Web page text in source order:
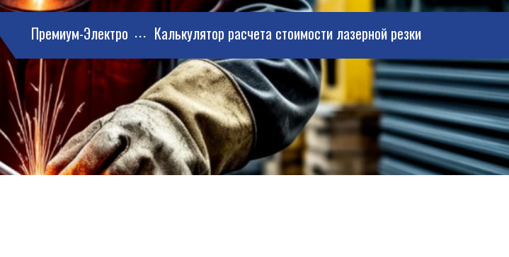
Премиум-Электро Калькулятор расчета стоимости лазерной резки